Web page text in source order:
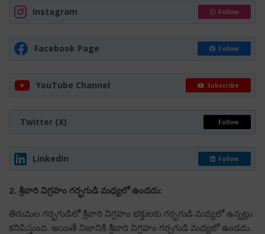
Instagram Follow
Facebook Page Follow
YouTube Channel Subscribe
Twitter (X) Follow
LinkedIn Follow
2. శ్రీవారి విగ్రహం గర్భగుడి మధ్యలో ఉండదు:
తిరుమల గర్భగుడిలో శ్రీవారి విగ్రహం భక్తులకు గర్భగుడి మధ్యలో ఉన్నట్లు
కనిపిస్తుంది. అయితే నిజానికి శ్రీవారి విగ్రహం గర్భగుడి మధ్యలో ఉండదు.